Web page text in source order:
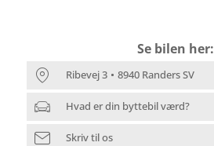
Se bilen her:
Ribevej 3 8940 Randers SV
Hvad er din byttebil værd?
Skriv til os